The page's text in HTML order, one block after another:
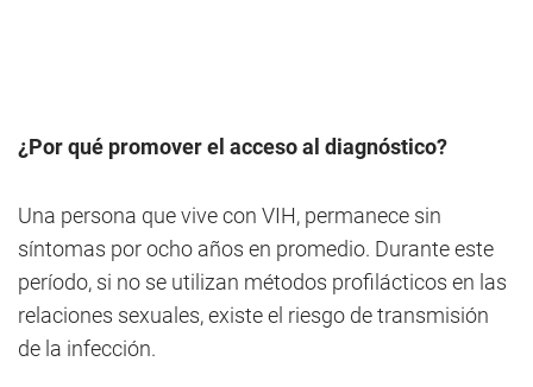
¿Por qué promover el acceso al diagnóstico?
Una persona que vive con VIH, permanece sin
síntomas por ocho años en promedio. Durante este
período, si no se utilizan métodos profilácticos en las
relaciones sexuales, existe el riesgo de transmisión
de la infección.